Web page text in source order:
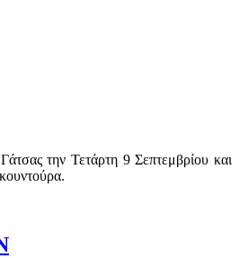
την Τετάρτη 9 Σεπτεμβρίου και